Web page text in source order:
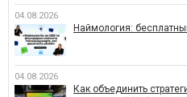
04.08.2026
Наймология:
04.08.2026
Как объединить